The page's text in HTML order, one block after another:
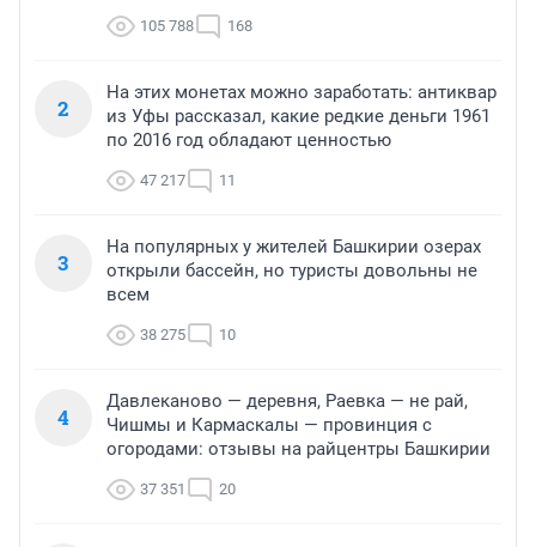
105 788 168
2
На этих монетах можно заработать: антиквар
из Уфы рассказал, какие редкие деньги 1961
по 2016 год обладают ценностью
47 217 11
3
На популярных у жителей Башкирии озерах
открыли бассейн, но туристы довольны не
всем
38 275 10
4
Давлеканово — деревня, Раевка — не рай,
Чишмы и Кармаскалы — провинция с
огородами: отзывы на райцентры Башкирии
37 351 20